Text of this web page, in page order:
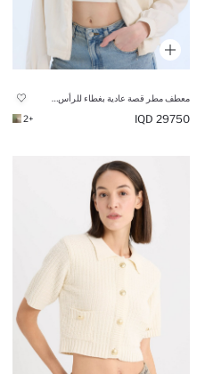
معطف مطر قصة عادية بغطاء للرأس مقاوم للماء
29750 IQD
+2